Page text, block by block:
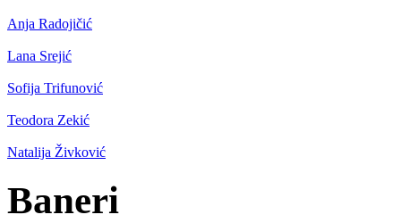
Anja Radojičić
Lana Srejić
Sofija Trifunović
Teodora Zekić
Natalija Živković
Baneri